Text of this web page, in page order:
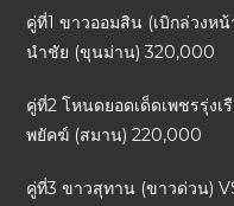
คู่ที่1 ขาวออมสิน (เบิกล่วงห
นำชัย (ขุนม่าน) 320,000
คู่ที่2 โหนดยอดเด็ดเพชรรุ่งเ
พยัคฆ์ (สมาน) 220,000
คู่ที่3 ขาวสุทาน (ขาวด่วน)